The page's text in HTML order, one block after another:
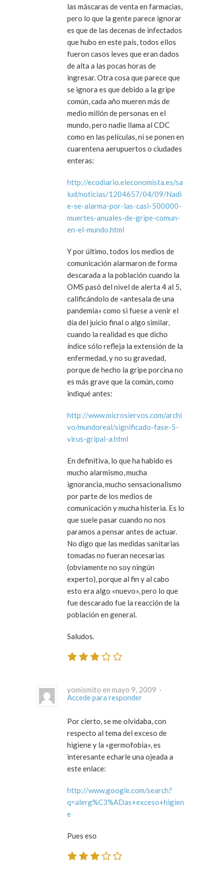
las máscaras de venta en farmacias,
pero lo que la gente parece ignorar
es que de las decenas de infectados
que hubo en este país, todos ellos
fueron casos leves que eran dados
de alta a las pocas horas de
ingresar. Otra cosa que parece que
se ignora es que debido a la gripe
común, cada año mueren más de
medio millón de personas en el
mundo, pero nadie llama al CDC
como en las películas, ni se ponen en
cuarentena aerupuertos o ciudades
enteras:
http://ecodiario.eleconomista.es/sa
lud/noticias/1204657/04/09/Nadi
e-se-alarma-por-las-casi-500000-
muertes-anuales-de-gripe-comun-
en-el-mundo.html
Y por último, todos los medios de
comunicación alarmaron de forma
descarada a la población cuando la
OMS pasó del nivel de alerta 4 al 5,
calificándolo de «antesala de una
pandemia» como si fuese a venir el
día del juicio final o algo similar,
cuando la realidad es que dicho
índice sólo refleja la extensión de la
enfermedad, y no su gravedad,
porque de hecho la gripe porcina no
es más grave que la común, como
indiqué antes:
http://www.microsiervos.com/archi
vo/mundoreal/significado-fase-5-
virus-gripal-a.html
En definitiva, lo que ha habido es
mucho alarmismo, mucha
ignorancia, mucho sensacionalismo
por parte de los medios de
comunicación y mucha histeria. Es lo
que suele pasar cuando no nos
paramos a pensar antes de actuar.
No digo que las medidas sanitarias
tomadas no fueran necesarias
(obviamente no soy ningún
experto), porque al fin y al cabo
esto era algo «nuevo», pero lo que
fue descarado fue la reacción de la
población en general.
Saludos.
yomismito en mayo 9, 2009 ·
Accede para responder
Por cierto, se me olvidaba, con
respecto al tema del exceso de
higiene y la «germofobia», es
interesante echarle una ojeada a
este enlace:
http://www.google.com/search?
q=alerg%C3%ADas+exceso+higien
e
Pues eso